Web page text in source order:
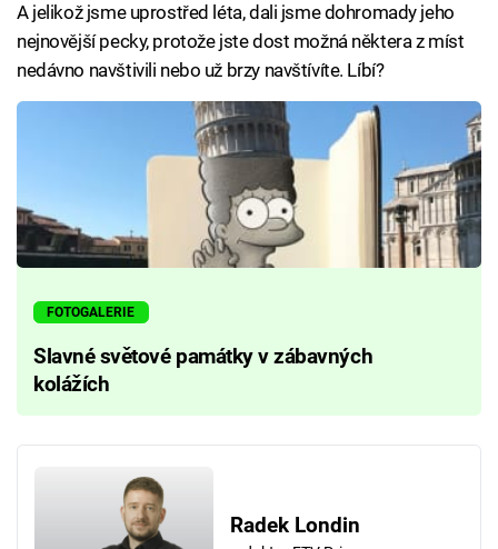
A jelikož jsme uprostřed léta, dali jsme dohromady jeho
nejnovější pecky, protože jste dost možná některa z míst
nedávno navštivili nebo už brzy navštívíte. Líbí?
FOTOGALERIE
Slavné světové památky v zábavných
kolážích
Radek Londin